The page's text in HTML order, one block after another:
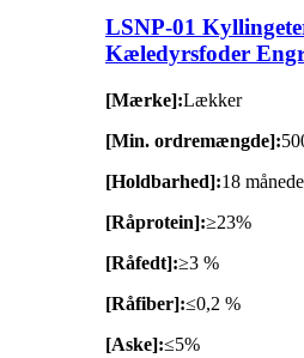
LSNP-01
Kæledyrsfoder
[Mærke]:Lækker
[Min. ordremængde]:
[Holdbarhed]:18
[Råprotein]:≥23%
[Råfedt]:≥3 %
[Råfiber]:≤0,2 %
[Aske]:≤5%